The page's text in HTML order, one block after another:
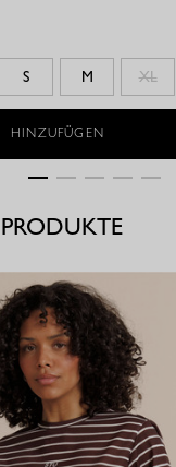
S M XL
HINZUFÜGEN